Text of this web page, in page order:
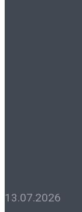
13.07.2026